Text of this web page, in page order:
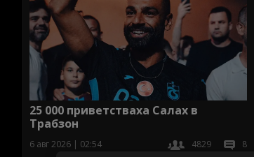
25 000 приветстваха Салах в
Трабзон
6 авг 2026 | 02:54 4829 8